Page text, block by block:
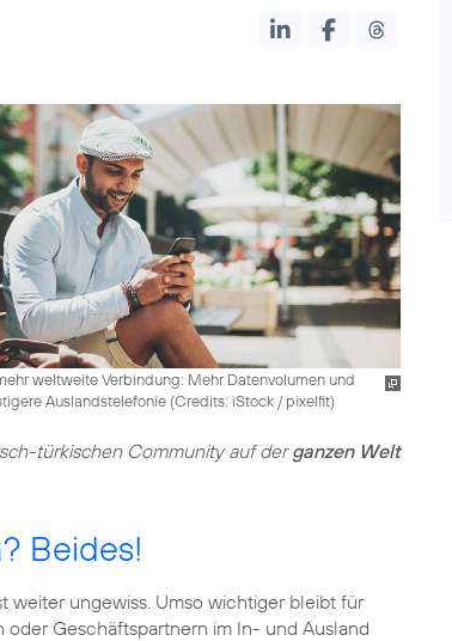
weltweite Verbindung: Mehr Datenvolumen und
Auslandstelefonie (Credits: iStock / pixelfit)
türkischen Community auf derganzen Welt
Beides!
weiter ungewiss. Umso wichtiger bleibt für
oder Geschäftspartnern im In- und Ausland